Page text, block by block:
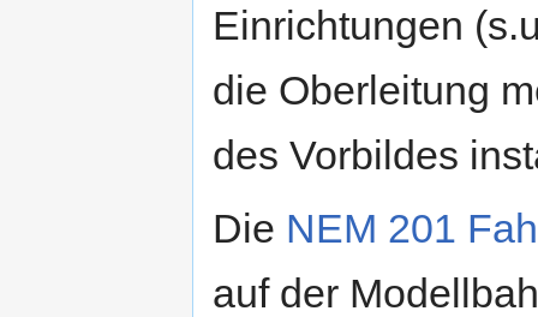
Einrichtungen
die Oberleitung
des Vorbildes
Die NEM 201
auf der